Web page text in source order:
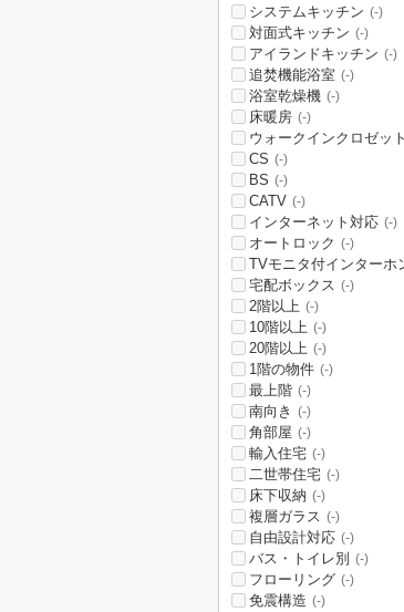
システムキッチン (-)
対面式キッチン (-)
アイランドキッチン (-)
追焚機能浴室 (-)
浴室乾燥機 (-)
床暖房 (-)
ウォークインクロゼット
CS (-)
BS (-)
CATV (-)
インターネット対応 (-)
オートロック (-)
TVモニタ付インターホ
宅配ボックス (-)
2階以上 (-)
10階以上 (-)
20階以上 (-)
1階の物件 (-)
最上階 (-)
南向き (-)
角部屋 (-)
輸入住宅 (-)
二世帯住宅 (-)
床下収納 (-)
複層ガラス (-)
自由設計対応 (-)
バス・トイレ別 (-)
フローリング (-)
免震構造 (-)